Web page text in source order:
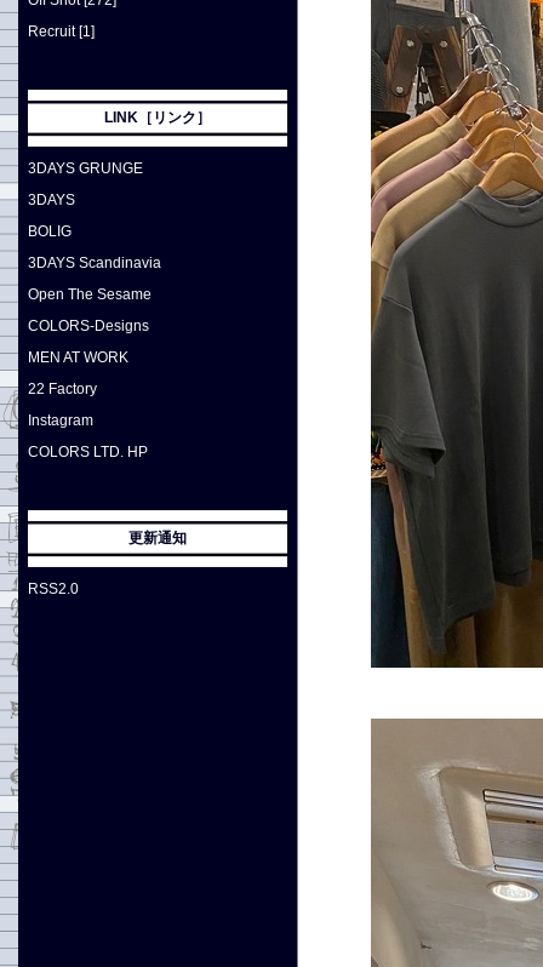
Recruit [1]
LINK［リンク］
3DAYS GRUNGE
3DAYS
BOLIG
3DAYS Scandinavia
Open The Sesame
COLORS-Designs
MEN AT WORK
22 Factory
Instagram
COLORS LTD. HP
更新通知
RSS2.0